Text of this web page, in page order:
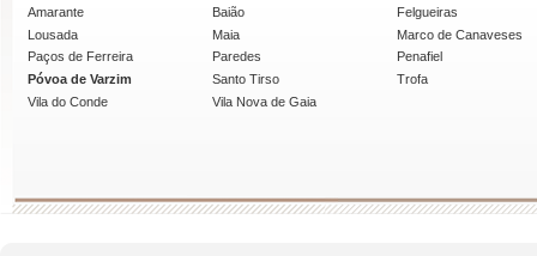
Amarante Baião
Felgueiras
Lousada
Maia
Marco de Canaveses
Paços de Ferreira
Paredes
Penafiel
Póvoa de Varzim
Santo Tirso
Trofa
Vila do Conde
Vila Nova de Gaia